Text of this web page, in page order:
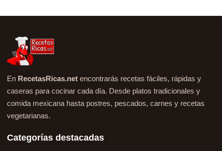
En RecetasRicas.net encontrarás recetas fáciles, rápidas y
caseras para cocinar cada día. Desde platos tradicionales y
comida mexicana hasta postres, pescados, carnes y recetas
vegetarianas.
Categorías destacadas